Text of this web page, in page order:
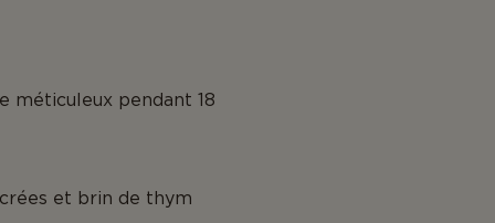
méticuleux pendant 18
et brin de thym